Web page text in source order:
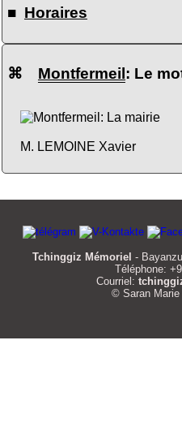
■ Horaires
⌘ Montfermeil: Le
M. LEMOINE Xavier
Tchinggiz Mémoriel -
Téléphone:
Courriel:
© Saran Marie